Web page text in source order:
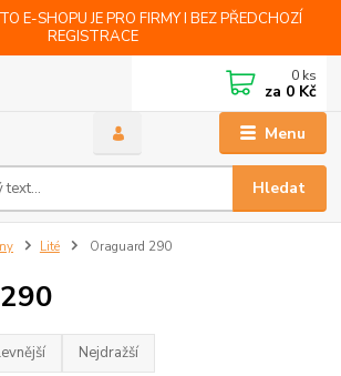
E-SHOPU JE PRO FIRMY I BEZ PŘEDCHOZÍ
REGISTRACE
Menu
Hledat
0 ks
za 0 Kč
Lité Oraguard 290
Nejdražší